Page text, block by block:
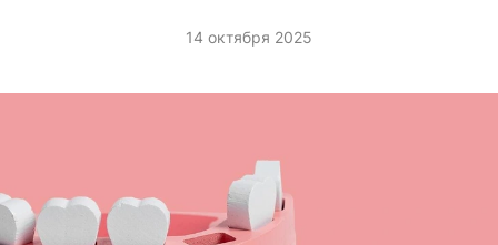
14 октября 2025